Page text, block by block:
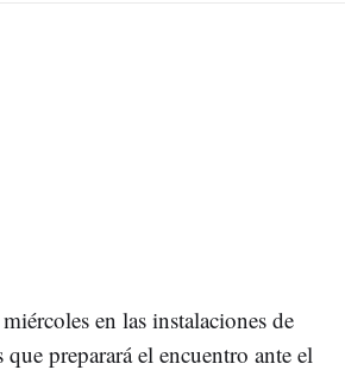
en las instalaciones de
preparará el encuentro ante el